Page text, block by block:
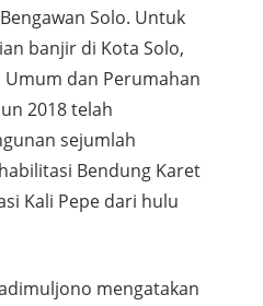
Solo. Untuk
banjir di Kota Solo,
dan Perumahan
2018 telah
sejumlah
Bendung Karet
Kali Pepe dari hulu
mengatakan